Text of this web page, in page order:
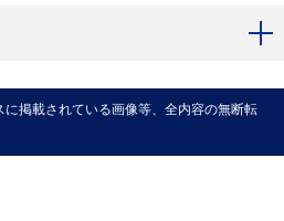
掲載されている画像等、全内容の無断転